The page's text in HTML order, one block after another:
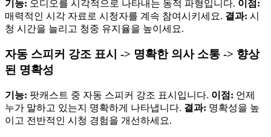
기능: 오디오를 시각적으로 나타내는 동적 파형입니다. 이점:
매력적인 시각 자료로 시청자를 계속 참여시키세요. 결과: 시
청 시간을 늘리고 청중 유지율을 높이세요.
자동 스피커 강조 표시 -> 명확한 의사 소통 -> 향상
된 명확성
기능: 팟캐스트 중 자동 스피커 강조 표시입니다. 이점: 언제
누가 말하고 있는지 명확하게 나타냅니다. 결과: 명확성을 높
이고 전반적인 시청 경험을 개선하세요.